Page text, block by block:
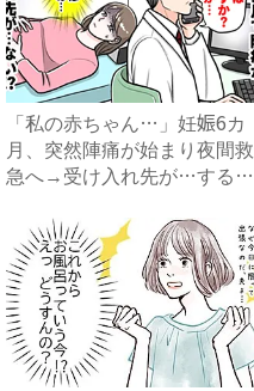
「私の赤ちゃん…」妊娠6カ
月、突然陣痛が始まり夜間救
急へ→受け入れ先が…すると